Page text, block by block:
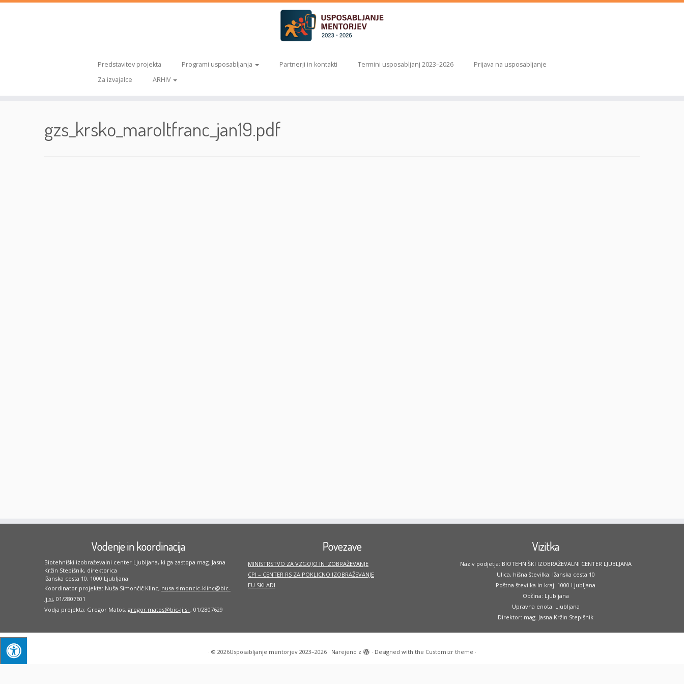
Predstavitev projekta Programi usposabljanja Partnerji in kontakti Termini usposabljanj 2023–2026
Prijava na usposabljanje
Za izvajalce
ARHIV
gzs_krsko_maroltfranc_jan19.pdf
Vodenje in koordinacija
Biotehniški izobraževalni center Ljubljana, ki ga zastopa mag. Jasna
Kržin Stepišnik, direktorica
Ižanska cesta 10, 1000 Ljubljana
Koordinator projekta: Nuša Simončič Klinc, nusa.simoncic-klinc@bic-
lj.si, 01/2807601
Vodja projekta: Gregor Matos, gregor.matos@bic-lj.si , 01/2807629
Povezave
MINISTRSTVO ZA VZGOJO IN IZOBRAŽEVANJE
CPI – CENTER RS ZA POKLICNO IZOBRAŽEVANJE
EU SKLADI
Vizitka
Naziv podjetja: BIOTEHNIŠKI IZOBRAŽEVALNI CENTER LJUBLJANA
Ulica, hišna številka: Ižanska cesta 10
Poštna številka in kraj: 1000 Ljubljana
Občina: Ljubljana
Upravna enota: Ljubljana
Direktor: mag. Jasna Kržin Stepišnik
· © 2026Usposabljanje mentorjev 2023–2026· Narejeno z · Designed with the Customizr theme ·